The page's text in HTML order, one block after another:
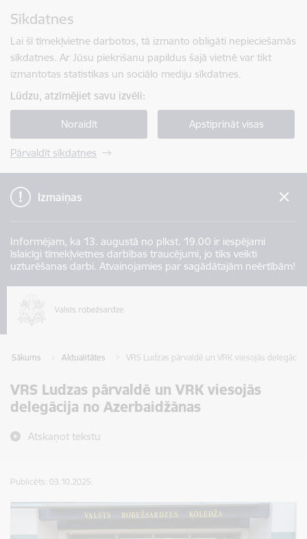
Sīkdatnes
Lai šī tīmekļvietne darbotos, tā izmanto obligāti nepieciešamās
sīkdatnes. Ar Jūsu piekrišanu papildus šajā vietnē var tikt
izmantotas statistikas un sociālo mediju sīkdatnes.
Lūdzu, atzīmējiet savu izvēli:
Noraidīt Apstiprināt visas
Pārvaldīt sīkdatnes
Izmaiņas
Informējam, ka 13. augustā no plkst. 19.00 ir iespējami
īslaicīgi tīmekļvietnes darbības traucējumi, jo tiks veikti
uzturēšanas darbi. Atvainojamies par sagādātajām neērtībām!
Sākums Aktualitātes VRS Ludzas pārvaldē un VRK viesojās
VRS Ludzas pārvaldē un VRK viesojās
delegācija no Azerbaidžānas
Atskaņot tekstu
Publicēts: 03.10.2025.